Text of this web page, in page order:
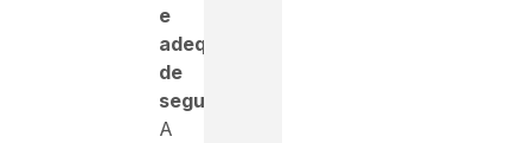
e
adequação
de
segurança
A